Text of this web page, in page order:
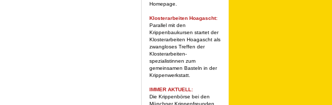
Homepage.
Klosterarbeiten Hoagascht:
Parallel mit den
Krippenbaukursen startet der
Klosterarbeiten Hoagascht als
zwangloses Treffen der
Klosterarbeiten-
spezialistinnen zum
gemeinsamen Basteln in der
Krippenwerkstatt.
IMMER AKTUELL:
Die Krippenbörse bei den
Münchner Krippenfreunden